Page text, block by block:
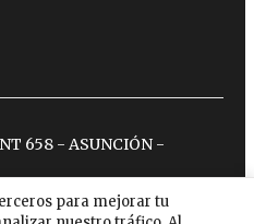
para mejorar tu
658 - ASUNCIÓN -